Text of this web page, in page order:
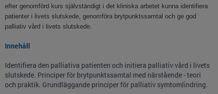
efter genomförd kurs självständigt i det kliniska arbetet kunna identifiera
patienter i livets slutskede, genomföra brytpunktssamtal och ge god
palliativ vård i livets slutskede.
Innehåll
Identifiera den palliativa patienten och initiera palliativ vård i livets
slutskede. Principer för brytpunktssamtal med närstående - teori
och praktik. Grundläggande principer för palliativ symtomlindring.